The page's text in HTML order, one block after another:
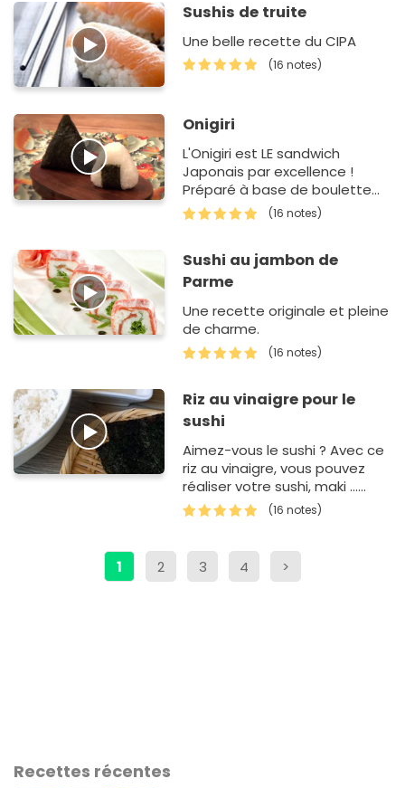
Sushis de truite
Une belle recette du CIPA
(16 notes)
Onigiri
L'Onigiri est LE sandwich
Japonais par excellence !
Préparé à base de boulette
de riz vinaigré, il est ensuite
enveloppé d'une al…
(16 notes)
Sushi au jambon de
Parme
Une recette originale et pleine
de charme.
(16 notes)
Riz au vinaigre pour le
sushi
Aimez-vous le sushi ? Avec ce
riz au vinaigre, vous pouvez
réaliser votre sushi, maki ...
comme un restaurant !
(16 notes)
1 2 3 4 >
Recettes récentes